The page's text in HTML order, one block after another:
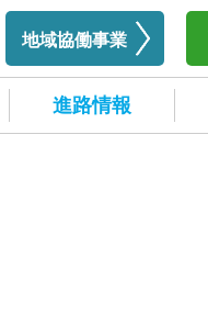
地域協働事業
進路情報